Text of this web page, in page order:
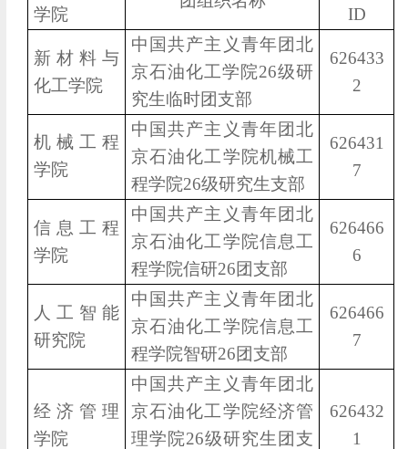
学院
ID
新材料与
化工学院
中国共产主义青年团北
京石油化工学院26级研
究生临时团支部
626433
2
机械工程
学院
中国共产主义青年团北
京石油化工学院机械工
程学院26级研究生支部
626431
7
信息工程
学院
中国共产主义青年团北
京石油化工学院信息工
程学院信研26团支部
626466
6
人工智能
研究院
中国共产主义青年团北
京石油化工学院信息工
程学院智研26团支部
626466
7
经济管理
学院
中国共产主义青年团北
京石油化工学院经济管
理学院26级研究生团支
626432
1